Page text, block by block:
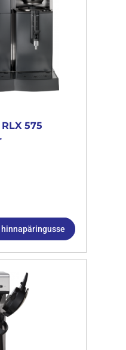
575
hinnapäringusse